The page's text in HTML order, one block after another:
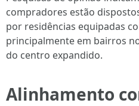
compradores estão
por residências equipadas
principalmente em bairros
do centro expandido.
Alinhamento